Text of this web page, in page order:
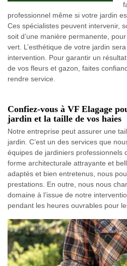
professionnel même si votre jardin
Ces spécialistes peuvent intervenir,
soit d’une manière permanente,
vert. L’esthétique de votre jardin
intervention. Pour garantir un
de vos fleurs et gazon, faites
rendre service.
Confiez-vous à VF Elagage
jardin et la taille de vos haies
Notre entreprise peut assurer une
jardin. C’est un des services que
équipes de jardiniers professionnels
forme architecturale attrayante et
adaptés et bien entretenus, nous
prestations. En outre, nous nous
domaine à l’issue de notre
pendant les heures ouvrables pour